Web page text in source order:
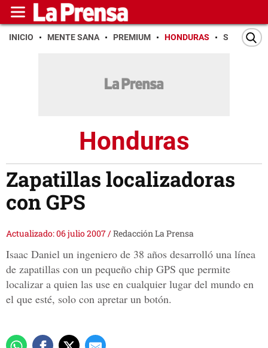
INICIO MENTE SANA PREMIUM HONDURAS SAN PEDRO
Honduras
Zapatillas localizadoras
con GPS
Actualizado: 06 julio 2007/Redacción La Prensa
Isaac Daniel un ingeniero de 38 años desarrolló una línea
de zapatillas con un pequeño chip GPS que permite
localizar a quien las use en cualquier lugar del mundo en
el que esté, solo con apretar un botón.